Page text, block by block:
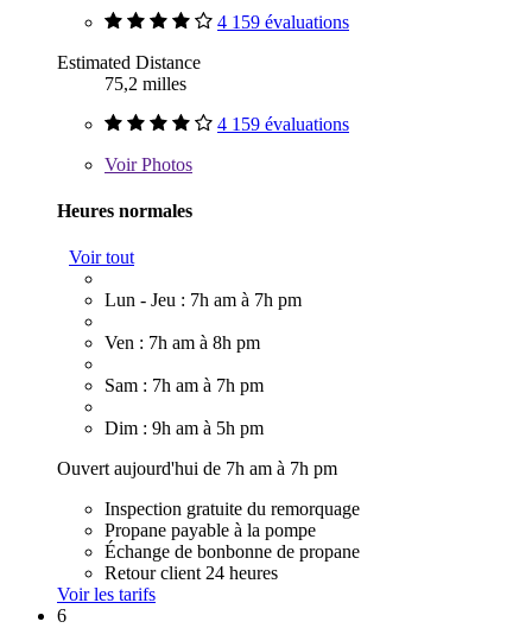
4 159 évaluations
Estimated Distance
75,2 milles
4 159 évaluations
VoirPhotos
Heures normales
Voir tout
Lun - Jeu : 7h am à 7h pm
Ven : 7h am à 8h pm
Sam : 7h am à 7h pm
Dim : 9h am à 5h pm
Ouvert aujourd'hui de 7h am à 7h pm
Inspection gratuite du remorquage
Propane payable à la pompe
Échange de bonbonne de propane
Retour client 24 heures
Voir les tarifs
6